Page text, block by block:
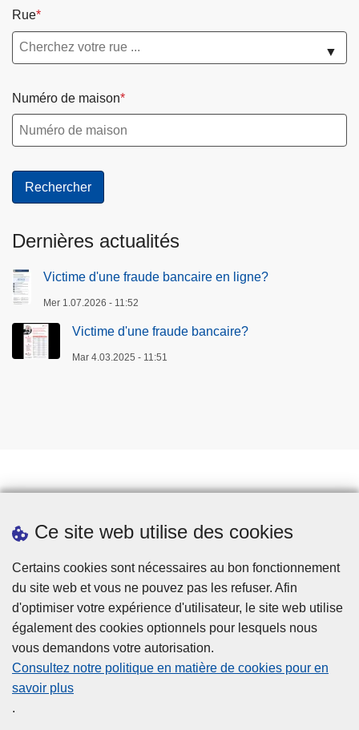
Ce site web utilise des cookies
Certains cookies sont nécessaires au bon fonctionnement
du site web et vous ne pouvez pas les refuser. Afin
d'optimiser votre expérience d'utilisateur, le site web utilise
également des cookies optionnels pour lesquels nous
vous demandons votre autorisation.
Consultez notre politique en matière de cookies pour en
savoir plus
.
Rue
▼
Numéro de maison
Dernières actualités
Victime d'une fraude bancaire en ligne?
Mer 1.07.2026 - 11:52
Victime d'une fraude bancaire?
Mar 4.03.2025 - 11:51
Téléchargements
Presse